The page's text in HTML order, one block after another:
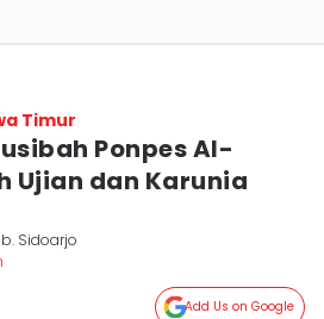
Timur
Ponpes Al-
Ujian dan Karunia
Sidoarjo
Add Us on Google